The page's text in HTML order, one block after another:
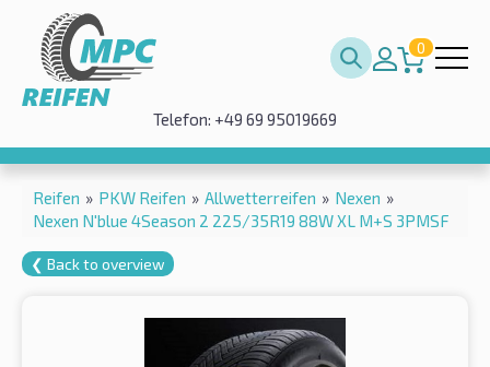
0
Telefon: +49 69 95019669
Reifen » PKW Reifen » Allwetterreifen » Nexen »
Nexen N'blue 4Season 2 225/35R19 88W XL M+S 3PMSF
❮ Back to overview